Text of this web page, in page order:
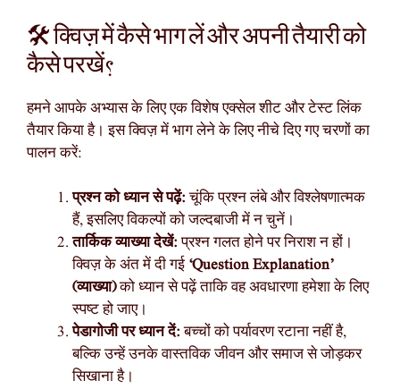
🛠️ क्विज़ में कैसे भाग लें और अपनी तैयारी को
कैसे परखें?
हमने आपके अभ्यास के लिए एक विशेष एक्सेल शीट और टेस्ट लिंक
तैयार किया है। इस क्विज़ में भाग लेने के लिए नीचे दिए गए चरणों का
पालन करें:
प्रश्न को ध्यान से पढ़ें:चूंकि प्रश्न लंबे और विश्लेषणात्मक
हैं, इसलिए विकल्पों को जल्दबाजी में न चुनें।
तार्किक व्याख्या देखें:प्रश्न गलत होने पर निराश न हों।
क्विज़ के अंत में दी गई ‘Question Explanation’
(व्याख्या)को ध्यान से पढ़ें ताकि वह अवधारणा हमेशा के लिए
स्पष्ट हो जाए।
पेडागोजी पर ध्यान दें:बच्चों को पर्यावरण रटाना नहीं है,
बल्कि उन्हें उनके वास्तविक जीवन और समाज से जोड़कर
सिखाना है।